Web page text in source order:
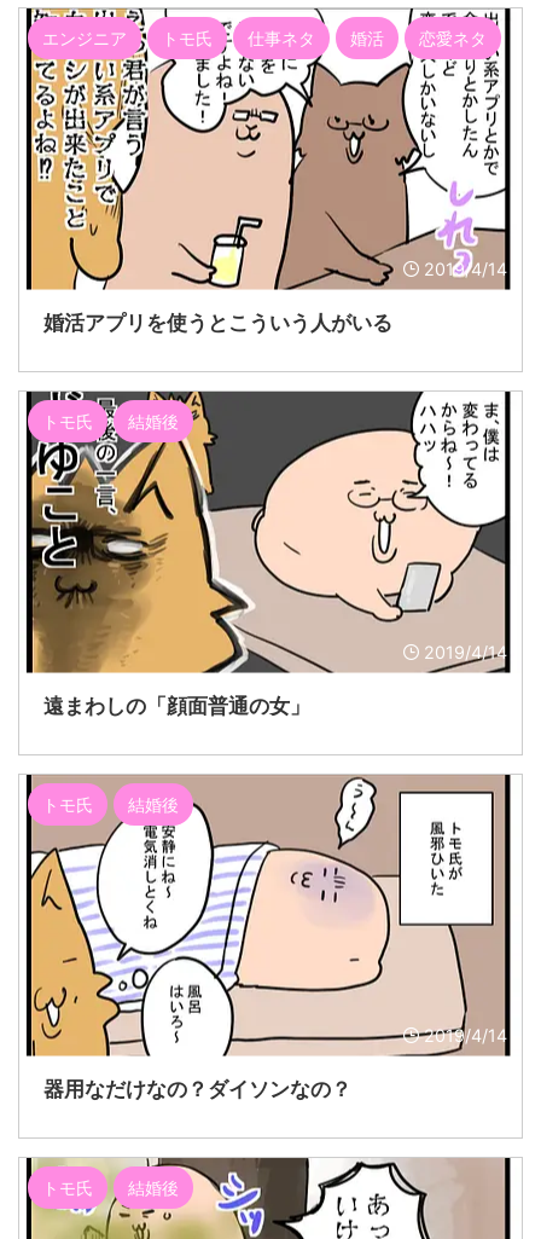
2019/4/14
エンジニア トモ氏 仕事ネタ 婚活 恋愛ネタ
婚活アプリを使うとこういう人がいる
2019/4/14
トモ氏 結婚後
遠まわしの「顔面普通の女」
2019/4/14
トモ氏 結婚後
器用なだけなの？ダイソンなの？
トモ氏 結婚後